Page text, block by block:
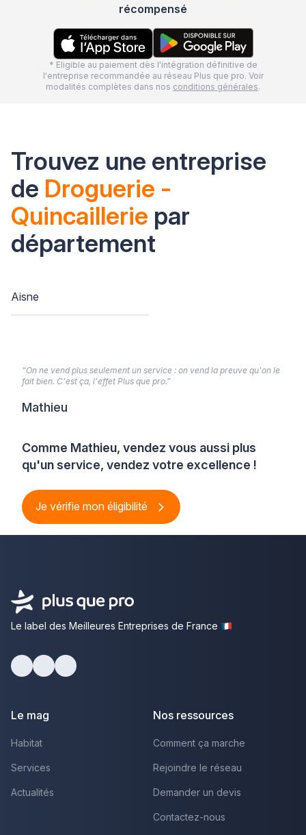
récompensé
* Eligible au paiement dès l'intégration définitive de
l'entreprise recommandée au réseau Plus que pro. Voir
modalités complètes dans nos conditions générales.
Trouvez une entreprise
de Droguerie -
Quincaillerie par
département
Aisne
Comme Mathieu, vendez vous aussi plus
qu'un service, vendez votre excellence !
Je vérifie mon éligibilité
“On ne vend plus seulement un service : on vend la preuve qu'on le
fait bien. C'est ça, l'effet Plus que pro.”
Mathieu
Le label des Meilleures Entreprises de France
Le mag
Habitat
Services
Actualités
Nos ressources
Comment ça marche
Rejoindre le réseau
Demander un devis
Contactez-nous